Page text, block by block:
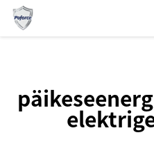
päiksepaneelide
abil ja teisendavad selle